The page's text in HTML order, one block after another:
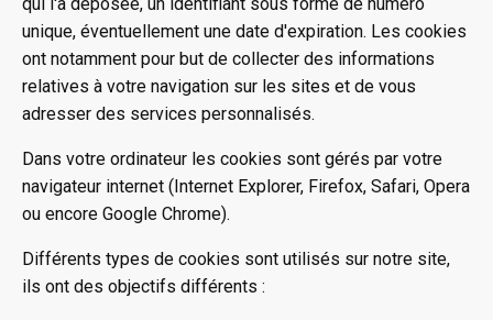
unique, éventuellement une date d'expiration. Les cookies
ont notamment pour but de collecter des informations
relatives à votre navigation sur les sites et de vous
adresser des services personnalisés.
Dans votre ordinateur les cookies sont gérés par votre
navigateur internet (Internet Explorer, Firefox, Safari, Opera
ou encore Google Chrome).
Différents types de cookies sont utilisés sur notre site,
ils ont des objectifs différents :